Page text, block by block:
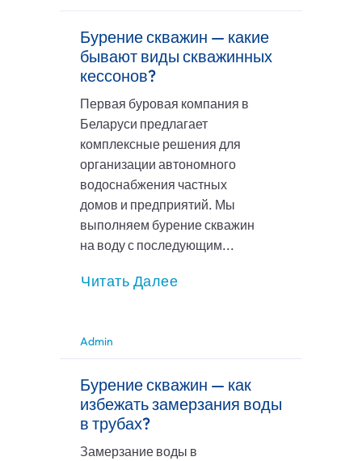
Бурение скважин — какие
бывают виды скважинных
кессонов?
Первая буровая компания в
Беларуси предлагает
комплексные решения для
организации автономного
водоснабжения частных
домов и предприятий. Мы
выполняем бурение скважин
на воду с последующим...
Читать Далее
Admin
Бурение скважин — как
избежать замерзания воды
в трубах?
Замерзание воды в